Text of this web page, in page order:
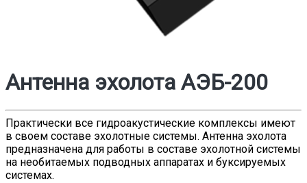
Антенна эхолота АЭБ-200
Практически все гидроакустические комплексы имеют
в своем составе эхолотные системы. Антенна эхолота
предназначена для работы в составе эхолотной системы
на необитаемых подводных аппаратах и буксируемых
системах.